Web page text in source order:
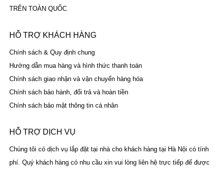
TRÊN TOÀN QUỐC
HỖ TRỢ KHÁCH HÀNG
Chính sách & Quy định chung
Hướng dẫn mua hàng và hình thức thanh toán
Chính sách giao nhận và vận chuyển hàng hóa
Chính sách bảo hành, đổi trả và hoàn tiền
Chính sách bảo mật thông tin cá nhân
HỖ TRỢ DỊCH VỤ
Chúng tôi có dịch vụ lắp đặt tại nhà cho khách hàng tại Hà Nội có tính
phí. Quý khách hàng có nhu cầu xin vui lòng liên hệ trực tiếp để được